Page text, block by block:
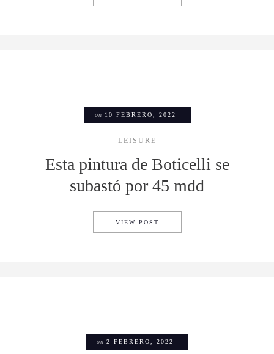
on 10 FEBRERO, 2022
LEISURE
Esta pintura de Boticelli se
subastó por 45 mdd
VIEW POST
on 2 FEBRERO, 2022